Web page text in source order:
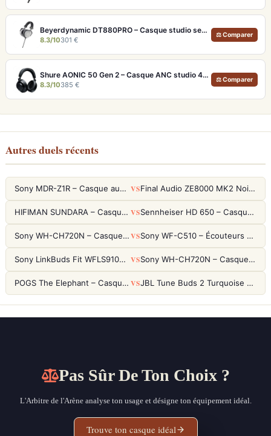
Beyerdynamic DT880PRO – Casque studio semi-ouvert 250 ohms pour monitoring neutre
8.3/10301 €
⚖ Comparer
Shure AONIC 50 Gen 2 – Casque ANC studio 40h et audio haute résolution USB
8.3/10385 €
⚖ Comparer
Autres duels récents
Sony MDR-Z1R – Casque audiophile fermé haute résolution VS Final Audio ZE8000 MK2 Noir – Écouteurs True Wireless audiophiles 8K Sound
HIFIMAN SUNDARA – Casque Planar Magnetic Ouvert Over-Ear Audiophile VS Sennheiser HD 650 – Casque audiophile ouvert pour l'écoute analytique
Sony WH-CH720N – Casque ANC 35h, Ultra-léger (192g) avec Processeur V1 VS Sony WF-C510 – Écouteurs True Wireless compacts, autonomie 22h et multipoint
Sony LinkBuds Fit WFLS910NW Blanc – Écouteurs Sport Ailes ANC VS Sony WH-CH720N – Casque ANC 35h, Ultra-léger (192g) avec Processeur V1
POGS The Elephant – Casque Filaire Enfants 85dB POGS-Safe™ (Éco-Responsable) VS JBL Tune Buds 2 Turquoise – Écouteurs True Wireless avec ANC et autonomie 48h
Pas Sûr De Ton Choix ?
L'Arbitre de l'Arène analyse ton usage et désigne ton équipement idéal.
Trouve ton casque idéal